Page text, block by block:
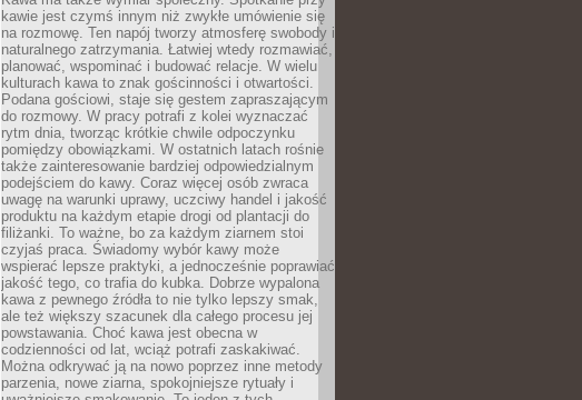
kawie jest czymś innym niż zwykłe umówienie się
na rozmowę. Ten napój tworzy atmosferę swobody i
naturalnego zatrzymania. Łatwiej wtedy rozmawiać,
planować, wspominać i budować relacje. W wielu
kulturach kawa to znak gościnności i otwartości.
Podana gościowi, staje się gestem zapraszającym
do rozmowy. W pracy potrafi z kolei wyznaczać
rytm dnia, tworząc krótkie chwile odpoczynku
pomiędzy obowiązkami. W ostatnich latach rośnie
także zainteresowanie bardziej odpowiedzialnym
podejściem do kawy. Coraz więcej osób zwraca
uwagę na warunki uprawy, uczciwy handel i jakość
produktu na każdym etapie drogi od plantacji do
filiżanki. To ważne, bo za każdym ziarnem stoi
czyjaś praca. Świadomy wybór kawy może
wspierać lepsze praktyki, a jednocześnie poprawiać
jakość tego, co trafia do kubka. Dobrze wypalona
kawa z pewnego źródła to nie tylko lepszy smak,
ale też większy szacunek dla całego procesu jej
powstawania. Choć kawa jest obecna w
codzienności od lat, wciąż potrafi zaskakiwać.
Można odkrywać ją na nowo poprzez inne metody
parzenia, nowe ziarna, spokojniejsze rytuały i